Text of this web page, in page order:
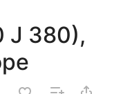
J 380),